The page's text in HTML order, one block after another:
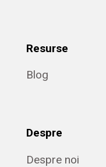
Resurse
Blog
Despre
Despre noi